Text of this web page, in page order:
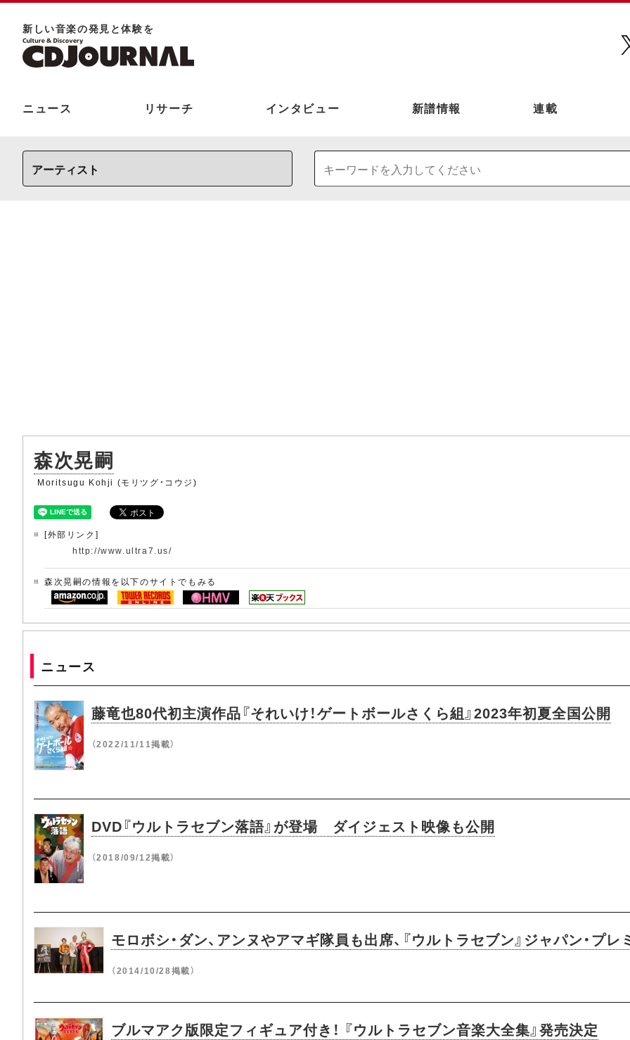
新しい⾳楽の発⾒と体験を
ニュース リサーチ インタビュー 新譜情報 連載
森次晃嗣
Moritsugu Kohji (モリツグ・コウジ)
[外部リンク]
http://www.ultra7.us/
森次晃嗣の情報を以下のサイトでもみる
ニュース
藤竜也80代初主演作品『それいけ！ゲートボールさくら組』2023年初夏全国公開
（2022/11/11掲載）
DVD『ウルトラセブン落語』が登場 ダイジェスト映像も公開
（2018/09/12掲載）
モロボシ・ダン、アンヌやアマギ隊員も出席、『ウルトラセブン』ジャパン・プレ
（2014/10/28掲載）
ブルマアク版限定フィギュア付き！ 『ウルトラセブン音楽大全集』発売決定